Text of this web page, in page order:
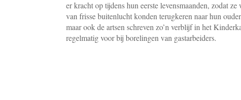
er kracht op tijdens hun eerste levensmaanden, zodat
van frisse buitenlucht konden terugkeren naar hun
maar ook de artsen schreven zo’n verblijf in het
regelmatig voor bij borelingen van gastarbeiders.